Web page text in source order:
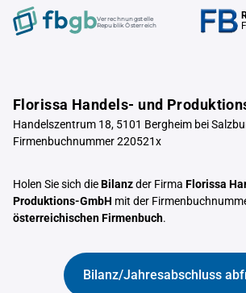
Verrechnungstelle
Republik Österreich
Florissa Handels- und
Handelszentrum 18, 5101 Bergheim bei
Firmenbuchnummer 220521x
Holen Sie sich dieBilanzder Firma Florissa
Produktions-GmbH mit der
österreichischen Firmenbuch.
Bilanz/Jahresabschluss